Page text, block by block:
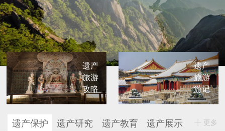
遗产
旅游
攻略
遗产
旅游
游记
遗产保护 遗产研究 遗产教育 遗产展示 更多